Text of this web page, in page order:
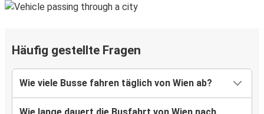
Häufig gestellte Fragen
Wie viele Busse fahren täglich von Wien ab?